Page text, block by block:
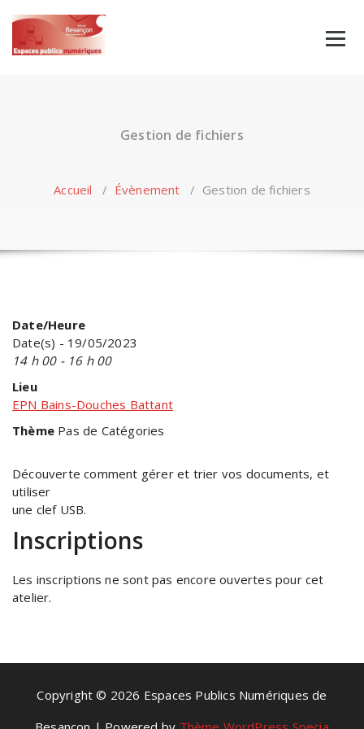
content
Gestion de fichiers
Accueil / Évènement / Gestion de fichiers
Date/Heure
Date(s) - 19/05/2023
14 h 00 - 16 h 00
Lieu
EPN Bains-Douches Battant
Thème Pas de Catégories
Découverte comment gérer et trier vos documents, et
utiliser
une clef USB.
Inscriptions
Les inscriptions ne sont pas encore ouvertes pour cet
atelier.
Copyright © 2026 Espaces Publics Numériques de